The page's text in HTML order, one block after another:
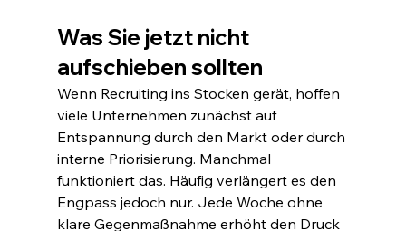
Was Sie jetzt nicht
aufschieben sollten
Wenn Recruiting ins Stocken gerät, hoffen
viele Unternehmen zunächst auf
Entspannung durch den Markt oder durch
interne Priorisierung. Manchmal
funktioniert das. Häufig verlängert es den
Engpass jedoch nur. Jede Woche ohne
klare Gegenmaßnahme erhöht den Druck